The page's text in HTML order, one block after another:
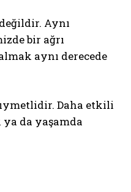
Aynı
bir ağrı
aynı derecede
Daha etkili
da yaşamda